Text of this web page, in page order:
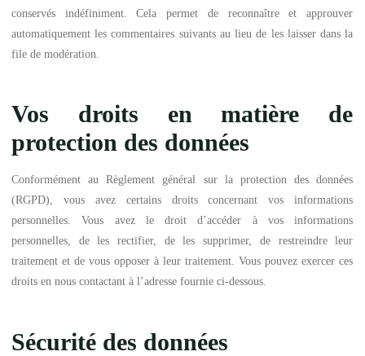
conservés indéfiniment. Cela permet de reconnaître et approuver
automatiquement les commentaires suivants au lieu de les laisser dans la
file de modération.
Vos droits en matière de
protection des données
Conformément au Règlement général sur la protection des données
(RGPD), vous avez certains droits concernant vos informations
personnelles. Vous avez le droit d’accéder à vos informations
personnelles, de les rectifier, de les supprimer, de restreindre leur
traitement et de vous opposer à leur traitement. Vous pouvez exercer ces
droits en nous contactant à l’adresse fournie ci-dessous.
Sécurité des données